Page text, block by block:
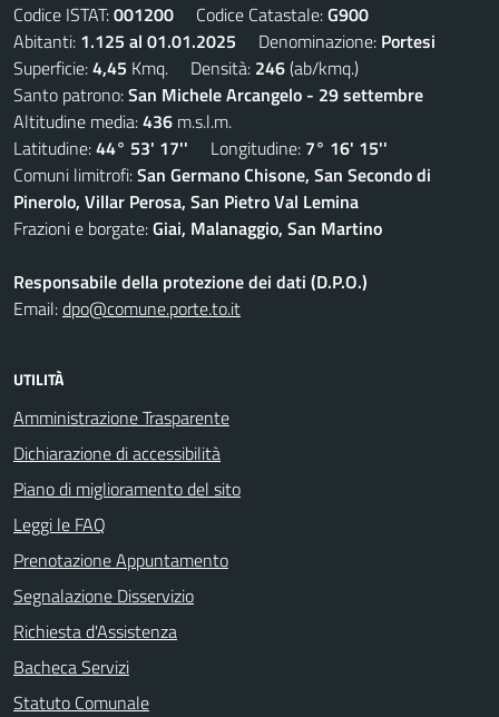
Codice ISTAT:001200 Codice Catastale:G900
Abitanti: 1.125 al 01.01.2025 Denominazione: Portesi
Superficie:4,45 Kmq. Densità: 246(ab/kmq.)
Santo patrono:San Michele Arcangelo - 29 settembre
Altitudine media:436 m.s.l.m.
Latitudine:44° 53' 17'' Longitudine: 7° 16' 15''
Comuni limitrofi:San Germano Chisone, San Secondo di
Pinerolo, Villar Perosa, San Pietro Val Lemina
Frazioni e borgate:Giai, Malanaggio, San Martino
Responsabile della protezione dei dati (D.P.O.)
Email:dpo@comune.porte.to.it
UTILITÀ
Amministrazione Trasparente
Dichiarazione di accessibilità
Piano di miglioramento del sito
Leggi le FAQ
Prenotazione Appuntamento
Segnalazione Disservizio
Richiesta d'Assistenza
Bacheca Servizi
Statuto Comunale